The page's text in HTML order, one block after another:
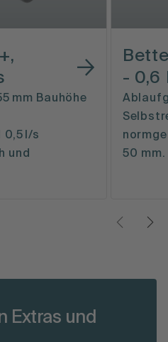
mm Bauhöhe
0,5 l/s
und
- 0,6
50 mm.
Extras und